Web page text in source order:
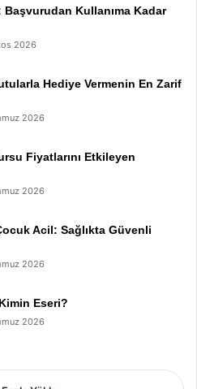
Başvurudan Kullanıma Kadar
2026
Hediye Vermenin En Zarif
2026
Fiyatlarını Etkileyen
2026
Acil: Sağlıkta Güvenli
2026
Eseri?
2026